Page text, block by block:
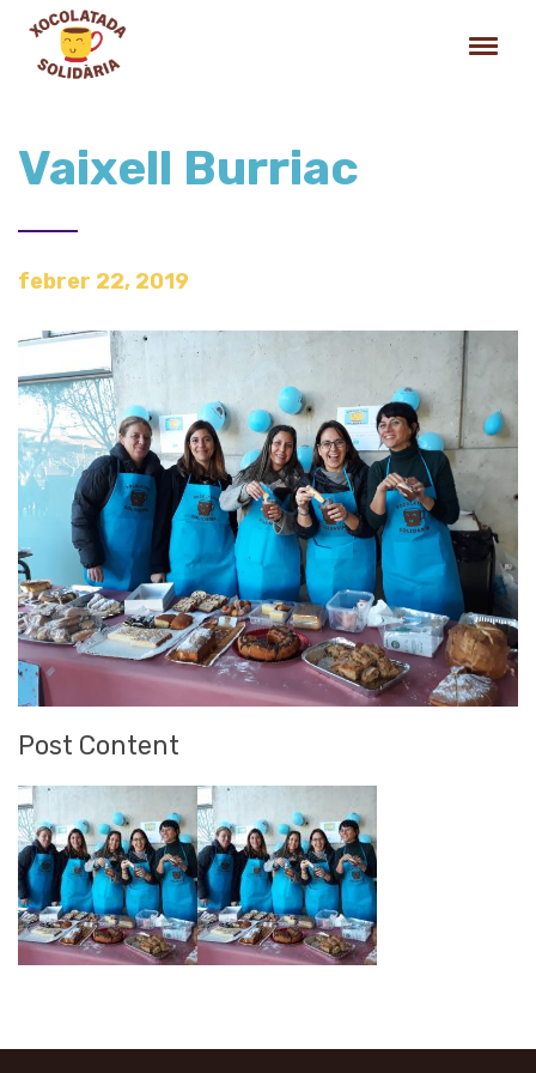
Vaixell Burriac
febrer 22, 2019
Post Content